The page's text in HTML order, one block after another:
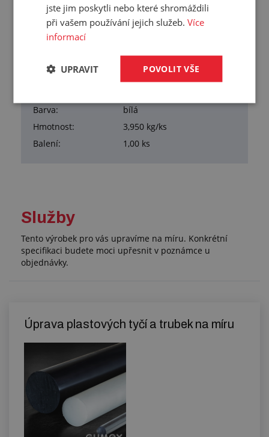
Průměr D:
65 mm
Reálný průměr:
65,3-66,6 mm
Délka:
80 °ShD
Materiál:
Barva:
bílá
Hmotnost:
3,950 kg/ks
Balení:
1,00 ks
Služby
Tento výrobek pro vás upravíme na míru. Konkrétní
specifikaci budete moci upřesnit v poznámce u
objednávky.
Úprava plastových tyčí a trubek na míru
jste jim poskytli nebo které shromáždili
při vašem používání jejich služeb.Více
informací
POVOLIT VŠE
UPRAVIT